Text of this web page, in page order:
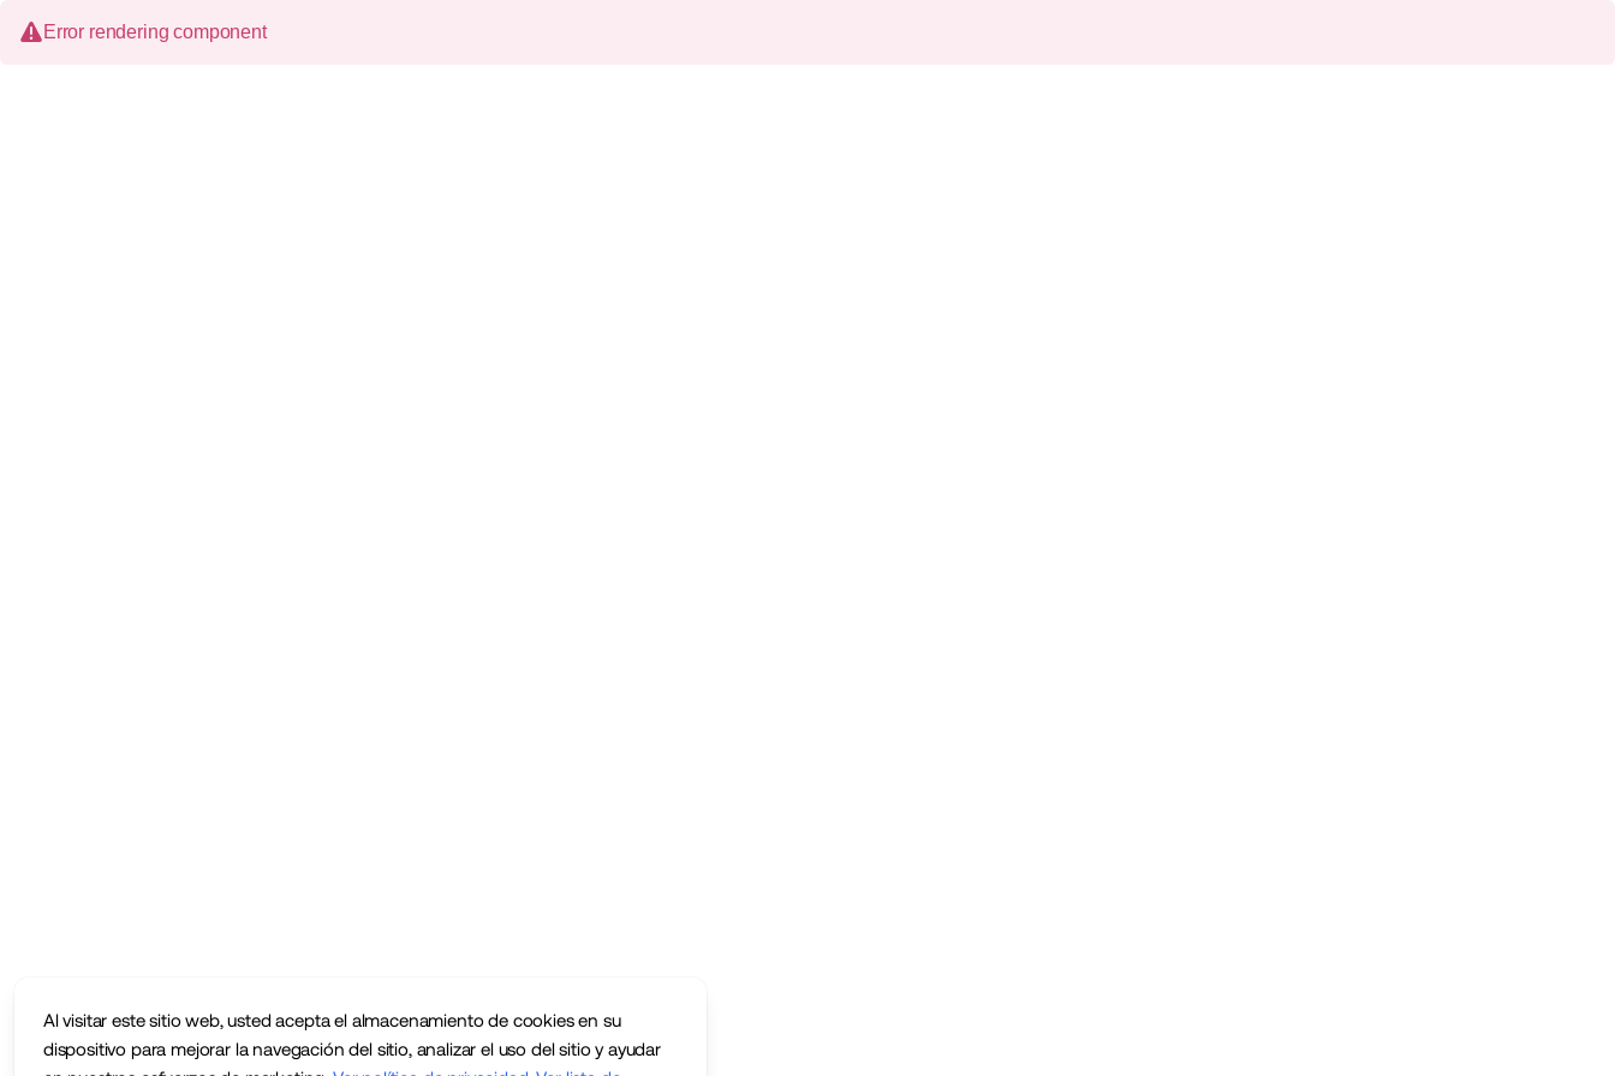
Al visitar este sitio web, usted acepta el almacenamiento de cookies en su
dispositivo para mejorar la navegación del sitio, analizar el uso del sitio y ayudar
Error rendering component